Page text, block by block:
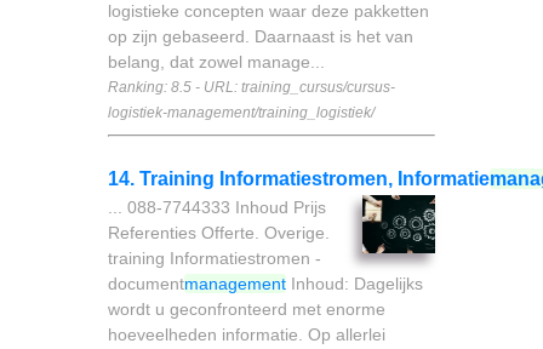
logistieke concepten waar deze pakketten
op zijn gebaseerd. Daarnaast is het van
belang, dat zowel manage...
Ranking: 8.5 - URL: training_cursus/cursus-
logistiek-management/training_logistiek/
14. Training Informatiestromen, Informatie
... 088-7744333 Inhoud Prijs
Referenties Offerte. Overige.
training Informatiestromen -
documentmanagement Inhoud: Dagelijks
wordt u geconfronteerd met enorme
hoeveelheden informatie. Op allerlei